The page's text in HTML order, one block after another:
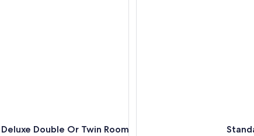
Deluxe Double Or Twin Room